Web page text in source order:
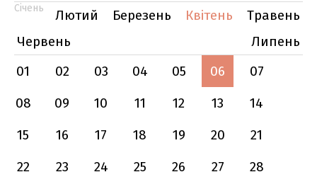
Січень Лютий Березень Квітень
Травень
Червень
Липень
01
02 03 04 05 06
07
08
09 10 11 12 13
14
15
16 17 18 19 20
21
22
23 24 25 26 27
28